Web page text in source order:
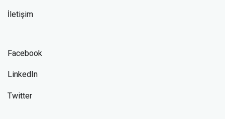
İletişim
Facebook
LinkedIn
Twitter